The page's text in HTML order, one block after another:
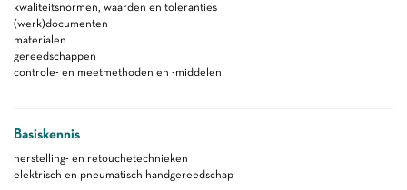
kwaliteitsnormen, waarden en toleranties
(werk)documenten
materialen
gereedschappen
controle- en meetmethoden en -middelen
Basiskennis
herstelling- en retouchetechnieken
elektrisch en pneumatisch handgereedschap